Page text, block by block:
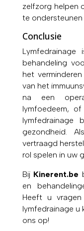
zelfzorg helpen
te ondersteunen
Conclusie
behandeling
het
van het
na een
lymfoedeem,
gezondheid.
vertraagd
rol spelen in uw
Bij Kinerent.be
en
Heeft u
lymfedrainage u
ons op!